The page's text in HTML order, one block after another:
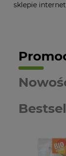
sklepie